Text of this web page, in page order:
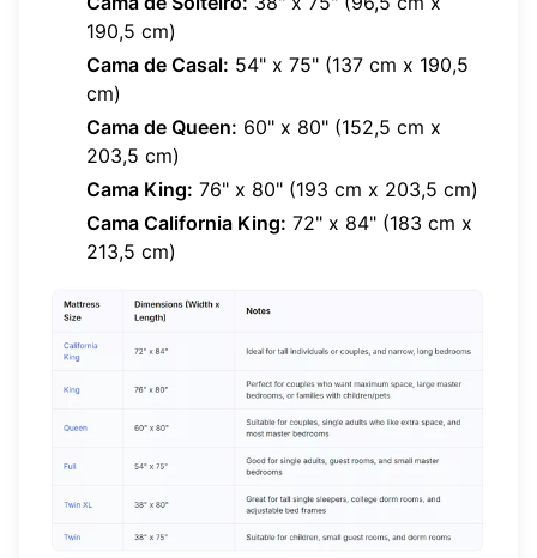
190,5 cm)
Cama de Casal: 54" x 75" (137 cm x 190,5
cm)
Cama de Queen: 60" x 80" (152,5 cm x
203,5 cm)
Cama King: 76" x 80" (193 cm x 203,5 cm)
Cama California King: 72" x 84" (183 cm x
213,5 cm)